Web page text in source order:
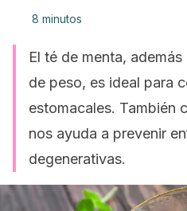
8 minutos
El té de menta,
de peso, es ideal para
estomacales. También
nos ayuda a prevenir
degenerativas.